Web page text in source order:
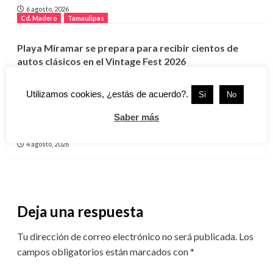
6 agosto, 2026
Cd. Madero
Tamaulipas
Playa Miramar se prepara para recibir cientos de
autos clásicos en el Vintage Fest 2026
Renuevan 24 edificios en Arboledas y benefician a
4 agosto, 2026
Deja una respuesta
Tu dirección de correo electrónico no será publicada. Los
campos obligatorios están marcados con*
Utilizamos cookies, ¿estás de acuerdo?. Si No
Saber más